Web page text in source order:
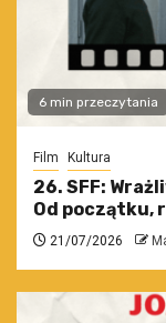
6 min przeczytania
Film Kultura
26. SFF:
Od początku,
21/07/2026